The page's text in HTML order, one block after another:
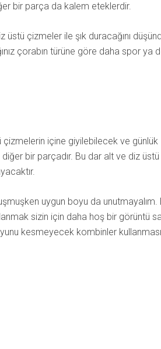
bir parça da kalem eteklerdir.
üstü çizmeler ile şık duracağını
çorabın türüne göre daha spor
çizmelerin içine giyilebilecek ve
bir parçadır. Bu dar alt ve diz üstü
uygun boyu da
sizin için daha hoş bir görüntü
kesmeyecek kombinler